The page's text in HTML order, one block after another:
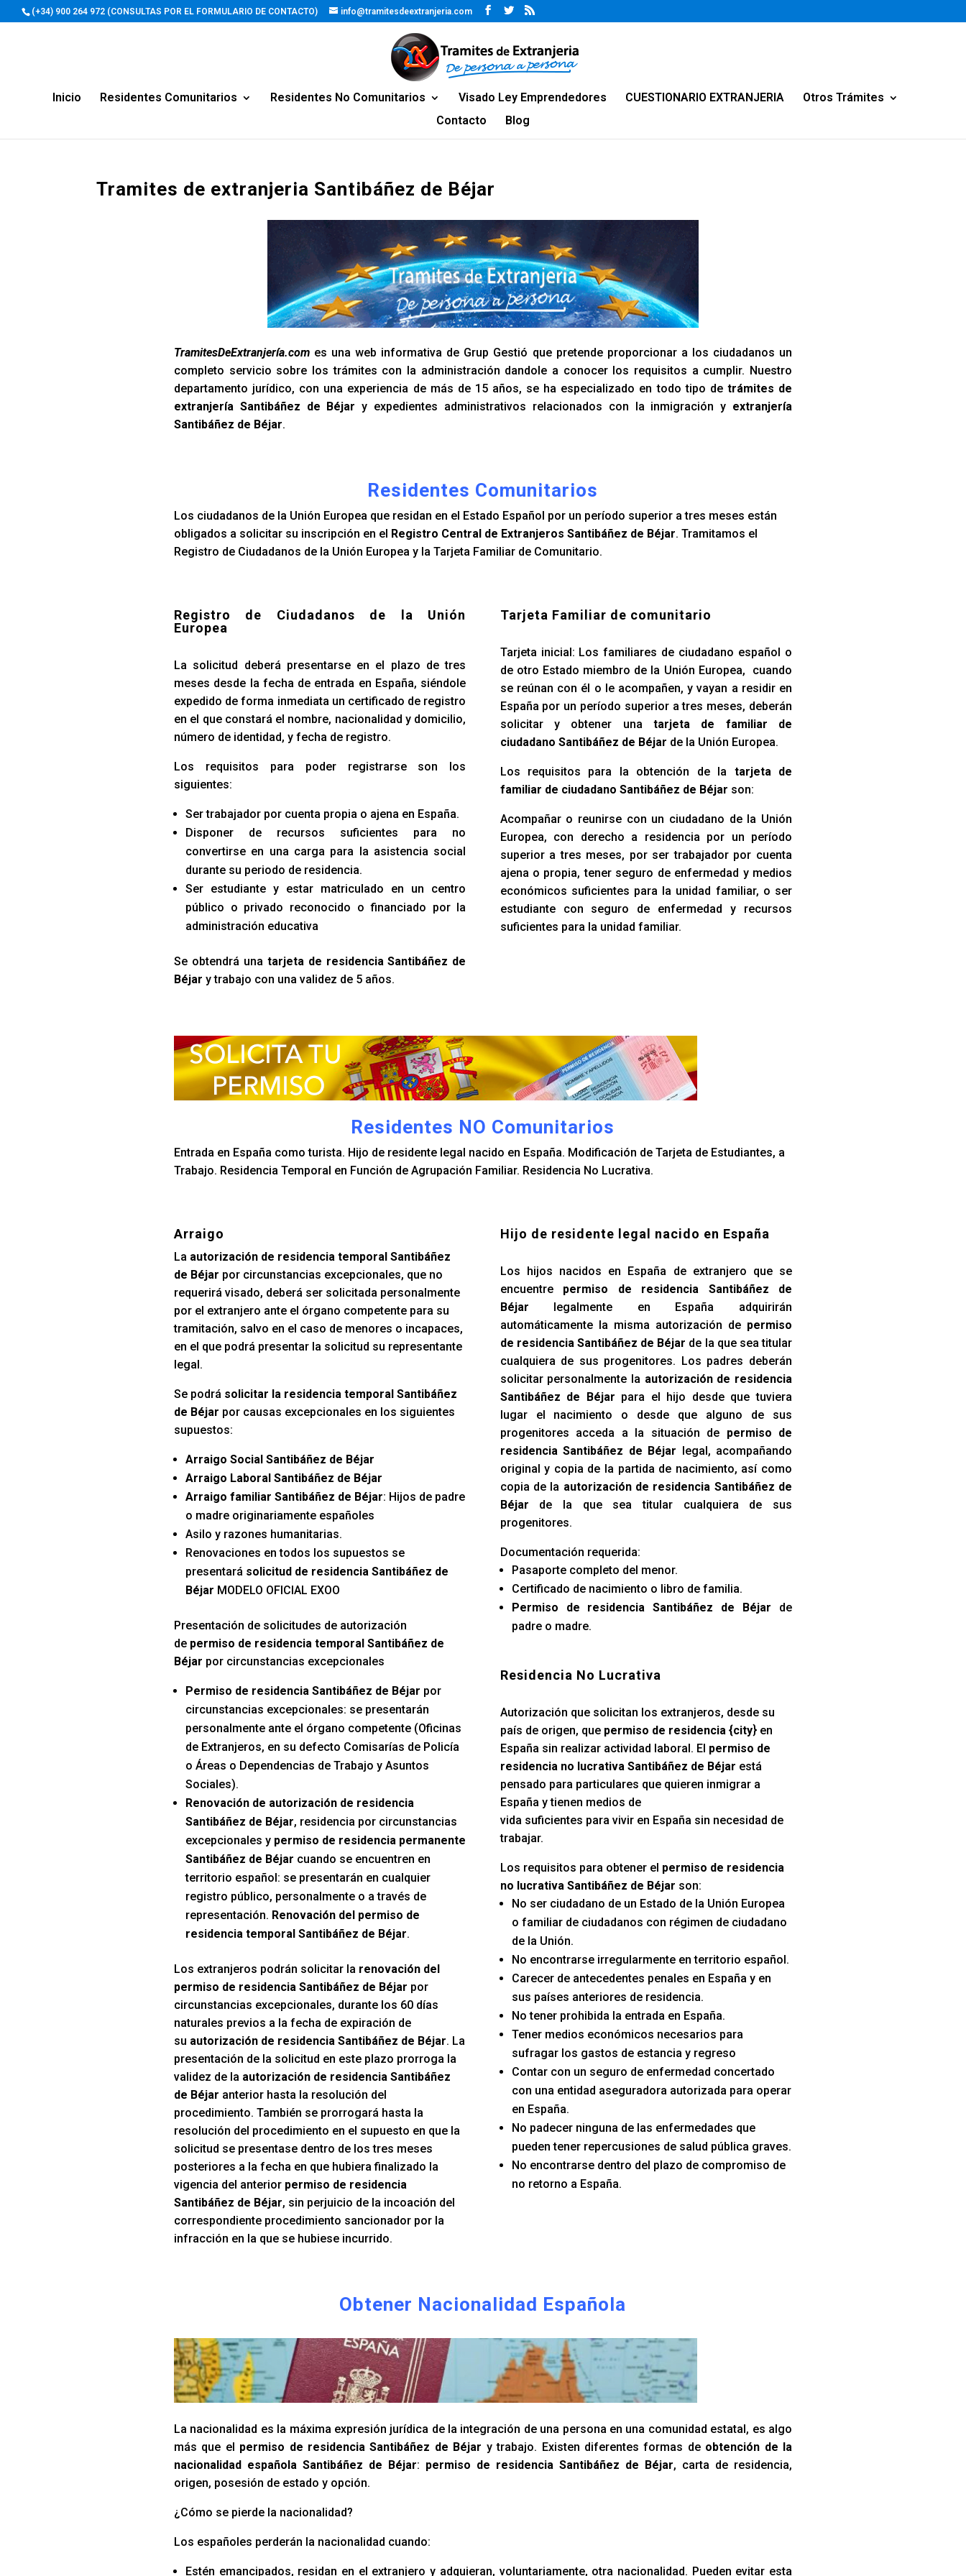
(+34) 900 264 972 (CONSULTAS POR EL FORMULARIO DE CONTACTO) info@tramitesdeextranjeria.com
Inicio Residentes Comunitarios Residentes No Comunitarios Visado Ley Emprendedores CUESTIONARIO EXTRANJERIA
Otros Trámites
Contacto
Blog
Tramites de extranjeria Santibáñez de Béjar
TramitesDeExtranjería.comes una web informativa de Grup Gestió que pretende proporcionar a los ciudadanos un
completo servicio sobre los trámites con la administración dandole a conocer los requisitos a cumplir. Nuestro
departamento jurídico, con una experiencia de más de 15 años, se ha especializado en todo tipo de trámites de
extranjería Santibáñez de Béjar y expedientes administrativos relacionados con la inmigración y extranjería
Santibáñez de Béjar.
Residentes Comunitarios
Los ciudadanos de la Unión Europea que residan en el Estado Español por un período superior a tres meses están
obligados a solicitar su inscripción en el Registro Central de Extranjeros Santibáñez de Béjar. Tramitamos el
Registro de Ciudadanos de la Unión Europea y la Tarjeta Familiar de Comunitario.
Registro de Ciudadanos de la Unión
Europea
La solicitud deberá presentarse en el plazo de tres
meses desde la fecha de entrada en España, siéndole
expedido de forma inmediata un certificado de registro
en el que constará el nombre, nacionalidad y domicilio,
número de identidad, y fecha de registro.
Los requisitos para poder registrarse son los
siguientes:
Ser trabajador por cuenta propia o ajena en España.
Disponer de recursos suficientes para no
convertirse en una carga para la asistencia social
durante su periodo de residencia.
Ser estudiante y estar matriculado en un centro
público o privado reconocido o financiado por la
administración educativa
Se obtendrá una tarjeta de residencia Santibáñez de
Béjar y trabajo con una validez de 5 años.
Tarjeta Familiar de comunitario
Tarjeta inicial: Los familiares de ciudadano español o
de otro Estado miembro de la Unión Europea, cuando
se reúnan con él o le acompañen, y vayan a residir en
España por un período superior a tres meses, deberán
solicitar y obtener una tarjeta de familiar de
ciudadano Santibáñez de Béjar de la Unión Europea.
Los requisitos para la obtención de la tarjeta de
familiar de ciudadano Santibáñez de Béjar son:
Acompañar o reunirse con un ciudadano de la Unión
Europea, con derecho a residencia por un período
superior a tres meses, por ser trabajador por cuenta
ajena o propia, tener seguro de enfermedad y medios
económicos suficientes para la unidad familiar, o ser
estudiante con seguro de enfermedad y recursos
suficientes para la unidad familiar.
Residentes NO Comunitarios
Entrada en España como turista. Hijo de residente legal nacido en España. Modificación de Tarjeta de Estudiantes, a
Trabajo. Residencia Temporal en Función de Agrupación Familiar. Residencia No Lucrativa.
Arraigo
La autorización de residencia temporal Santibáñez
de Béjar por circunstancias excepcionales, que no
requerirá visado, deberá ser solicitada personalmente
por el extranjero ante el órgano competente para su
tramitación, salvo en el caso de menores o incapaces,
en el que podrá presentar la solicitud su representante
legal.
Se podrá solicitar la residencia temporal Santibáñez
de Béjar por causas excepcionales en los siguientes
supuestos:
Arraigo Social Santibáñez de Béjar
Arraigo Laboral Santibáñez de Béjar
Arraigo familiar Santibáñez de Béjar: Hijos de padre
o madre originariamente españoles
Asilo y razones humanitarias.
Renovaciones en todos los supuestos se
presentará solicitud de residencia Santibáñez de
Béjar MODELO OFICIAL EXOO
Presentación de solicitudes de autorización
depermiso de residencia temporal Santibáñez de
Béjar por circunstancias excepcionales
Permiso de residencia Santibáñez de Béjar por
circunstancias excepcionales: se presentarán
personalmente ante el órgano competente (Oficinas
de Extranjeros, en su defecto Comisarías de Policía
o Áreas o Dependencias de Trabajo y Asuntos
Sociales).
Renovación de autorización de residencia
Santibáñez de Béjar, residencia por circunstancias
excepcionales y permiso de residencia permanente
Santibáñez de Béjar cuando se encuentren en
territorio español: se presentarán en cualquier
registro público, personalmente o a través de
representación. Renovación del permiso de
residencia temporal Santibáñez de Béjar.
Los extranjeros podrán solicitar la renovación del
permiso de residencia Santibáñez de Béjar por
circunstancias excepcionales, durante los 60 días
naturales previos a la fecha de expiración de
su autorización de residencia Santibáñez de Béjar. La
presentación de la solicitud en este plazo prorroga la
validez de la autorización de residencia Santibáñez
de Béjar anterior hasta la resolución del
procedimiento. También se prorrogará hasta la
resolución del procedimiento en el supuesto en que la
solicitud se presentase dentro de los tres meses
posteriores a la fecha en que hubiera finalizado la
vigencia del anterior permiso de residencia
Santibáñez de Béjar, sin perjuicio de la incoación del
correspondiente procedimiento sancionador por la
infracción en la que se hubiese incurrido.
Hijo de residente legal nacido en España
Los hijos nacidos en España de extranjero que se
encuentre permiso de residencia Santibáñez de
Béjar legalmente en España adquirirán
automáticamente la misma autorización de permiso
de residencia Santibáñez de Béjar de la que sea titular
cualquiera de sus progenitores. Los padres deberán
solicitar personalmente la autorización de residencia
Santibáñez de Béjar para el hijo desde que tuviera
lugar el nacimiento o desde que alguno de sus
progenitores acceda a la situación de permiso de
residencia Santibáñez de Béjar legal, acompañando
original y copia de la partida de nacimiento, así como
copia de la autorización de residencia Santibáñez de
Béjar de la que sea titular cualquiera de sus
progenitores.
Documentación requerida:
Pasaporte completo del menor.
Certificado de nacimiento o libro de familia.
Permiso de residencia Santibáñez de Béjar de
padre o madre.
Residencia No Lucrativa
Autorización que solicitan los extranjeros, desde su
país de origen, que permiso de residencia {city} en
España sin realizar actividad laboral. El permiso de
residencia no lucrativa Santibáñez de Béjar está
pensado para particulares que quieren inmigrar a
España y tienen medios de
vida suficientes para vivir en España sin necesidad de
trabajar.
Los requisitos para obtener el permiso de residencia
no lucrativa Santibáñez de Béjar son:
No ser ciudadano de un Estado de la Unión Europea
o familiar de ciudadanos con régimen de ciudadano
de la Unión.
No encontrarse irregularmente en territorio español.
Carecer de antecedentes penales en España y en
sus países anteriores de residencia.
No tener prohibida la entrada en España.
Tener medios económicos necesarios para
sufragar los gastos de estancia y regreso
Contar con un seguro de enfermedad concertado
con una entidad aseguradora autorizada para operar
en España.
No padecer ninguna de las enfermedades que
pueden tener repercusiones de salud pública graves.
No encontrarse dentro del plazo de compromiso de
no retorno a España.
Obtener Nacionalidad Española
La nacionalidad es la máxima expresión jurídica de la integración de una persona en una comunidad estatal, es algo
más que el permiso de residencia Santibáñez de Béjar y trabajo. Existen diferentes formas de obtención de la
nacionalidad española Santibáñez de Béjar: permiso de residencia Santibáñez de Béjar, carta de residencia,
origen, posesión de estado y opción.
¿Cómo se pierde la nacionalidad?
Los españoles perderán la nacionalidad cuando:
Estén emancipados, residan en el extranjero y adquieran, voluntariamente, otra nacionalidad. Pueden evitar esta